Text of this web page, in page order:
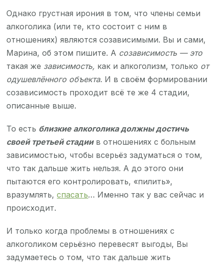
Однако грустная ирония в том, что члены семьи
алкоголика (или те, кто состоит с ним в
отношениях) являются созависимыми. Вы и сами,
Марина, об этом пишите. А созависимость — это
такая же зависимость, как и алкоголизм, только от
одушевлённого объекта. И в своём формировании
созависимость проходит всё те же 4 стадии,
описанные выше.
То есть близкие алкоголика должны достичь
своей третьей стадиив отношениях с больным
зависимостью, чтобы всерьёз задуматься о том,
что так дальше жить нельзя. А до этого они
пытаются его контролировать, «пилить»,
вразумлять,спасать… Именно так у вас сейчас и
происходит.
И только когда проблемы в отношениях с
алкоголиком серьёзно перевесят выгоды, Вы
задумаетесь о том, что так дальше жить